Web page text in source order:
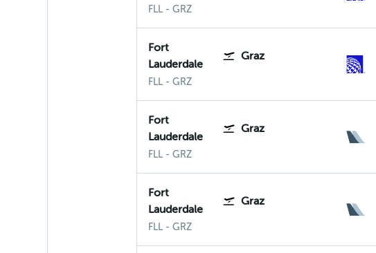
FLL Fort Lauderdale-Hollywood
- GRZ
Fort
Lauderdale
Graz
FLL Fort Lauderdale-Hollywood
- GRZ
Fort
Lauderdale
Graz
FLL Fort Lauderdale-Hollywood
- GRZ
Fort
Lauderdale
Graz
FLL Fort Lauderdale-Hollywood
- GRZ